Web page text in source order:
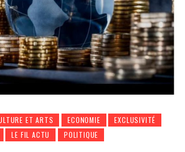
ET ARTS ECONOMIE
EXCLUSIVITÉ
LE FIL ACTU POLITIQUE